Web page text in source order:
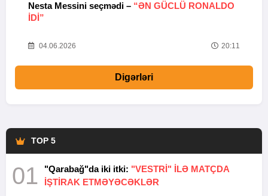
Nesta Messini seçmədi – “ƏN GÜCLÜ RONALDO
IDI”
04.06.2026 20:11
Digərləri
TOP 5
01 "Qarabağ"da iki itki: "VESTRİ" İLƏ MATÇDA
İŞTİRAK ETMƏYƏCƏKLƏR